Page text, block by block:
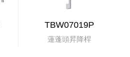
TBW07019P
蓮蓬頭昇降桿